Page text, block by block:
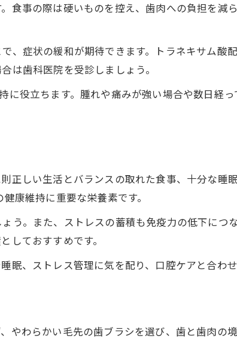
らげる薬用成分の特徴
うがい薬の活用ポイント
せる市販アイテムの種類
ケア生活のすすめ
を支える口腔ケアの工夫
めるための睡眠と休息法
食事の際は硬いものを控え、歯肉への負担を減
、症状の緩和が期待できます。トラネキサム酸
は歯科医院を受診しましょう。
役立ちます。腫れや痛みが強い場合や数日経
正しい生活とバランスの取れた食事、十分な睡
康維持に重要な栄養素です。
う。また、ストレスの蓄積も免疫力の低下につ
しておすすめです。
、ストレス管理に気を配り、口腔ケアと合わせ
やわらかい毛先の歯ブラシを選び、歯と歯肉の